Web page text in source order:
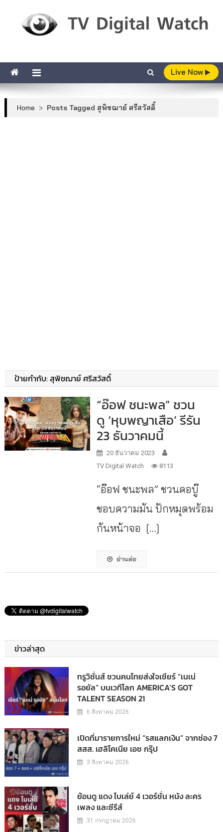
Live Now
Home > Posts Tagged สุพิชฌาย์ ศรีสวัสดิ์
ป้ายกำกับ:สุพิชฌาย์ ศรีสวัสดิ์
“อ๊อฟ ชนะพล” ชวน
ดู ‘หุบพญาเสือ’ รีรัน
23 ธันวาคมนี้
20 ธันวาคม 2023
TV Digital Watch
8113
“อ๊อฟ ชนะพล” ชวนคอบู๊
ชอบความมัน ปักหมุดพร้อม
กันหน้าจอ […]
อ่านต่อ
ข่าวล่าสุด
ทรูวิชั่นส์ ชวนคนไทยส่งใจเชียร์ “เนเน่
รอยัล” บนเวทีโลก AMERICA’S GOT
TALENT SEASON 21
6 สิงหาคม 2026
เปิดที่มารายการใหม่ “รสแลกเงิน” จากช่อง 7
สสส. เฮลิโคเนีย เอช กรุ๊ป
3 สิงหาคม 2026
ย้อนดู แดง ไบเล่ย์ 4 เวอร์ชั่น หนัง ละคร
เพลง และซีรีส์
31 กรกฎาคม 2026